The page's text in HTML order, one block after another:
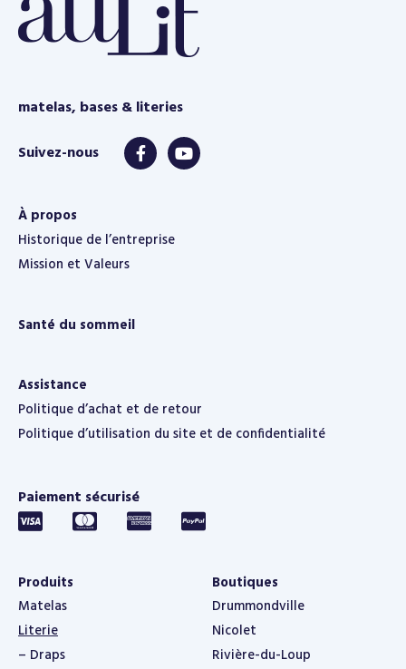
matelas, bases & literies
À propos
Historique de l’entreprise
Mission et Valeurs
Santé du sommeil
Assistance
Politique d’achat et de retour
Politique d’utilisation du site et de confidentialité
Paiement sécurisé
Produits
Matelas
Literie
– Draps
Boutiques
Drummondville
Nicolet
Rivière-du-Loup